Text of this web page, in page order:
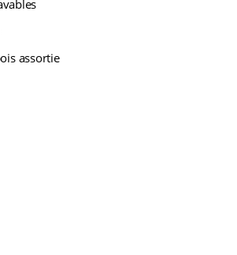
assortie